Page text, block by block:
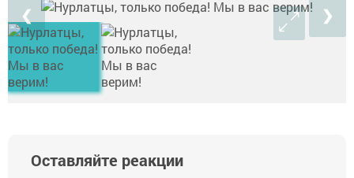
❮ ❯
Оставляйте реакции